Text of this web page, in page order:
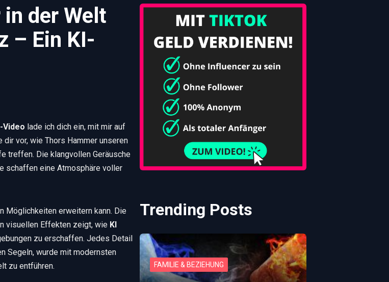
der Welt
– Ein KI-
Video lade ich dich ein, mit mir auf
vor, wie Thors Hammer unseren
treffen. Die klangvollen Geräusche
schaffen eine Atmosphäre voller
Möglichkeiten erweitern kann. Die
visuellen Effekten zeigt, wie KI
zu erschaffen. Jedes Detail
Segeln, wurde mit modernsten
zu entführen.
Trending Posts
FAMILIE & BEZIEHUNG